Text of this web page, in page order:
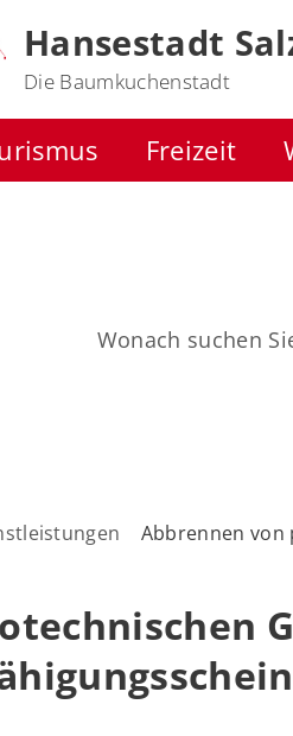
Hansestadt
Die Baumkuchenstadt
Freizeit
Abbrennen von